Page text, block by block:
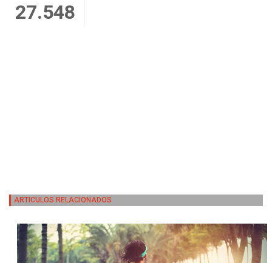
27.548
ARTICULOS RELACIONADOS